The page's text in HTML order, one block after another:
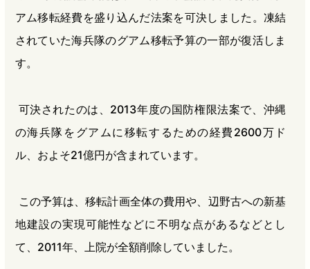
アム移転経費を盛り込んだ法案を可決しました。凍結
されていた海兵隊のグアム移転予算の一部が復活しま
す。
可決されたのは、2013年度の国防権限法案で、沖縄
の海兵隊をグアムに移転するための経費2600万ド
ル、およそ21億円が含まれています。
この予算は、移転計画全体の費用や、辺野古への新基
地建設の実現可能性などに不明な点があるなどとし
て、2011年、上院が全額削除していました。